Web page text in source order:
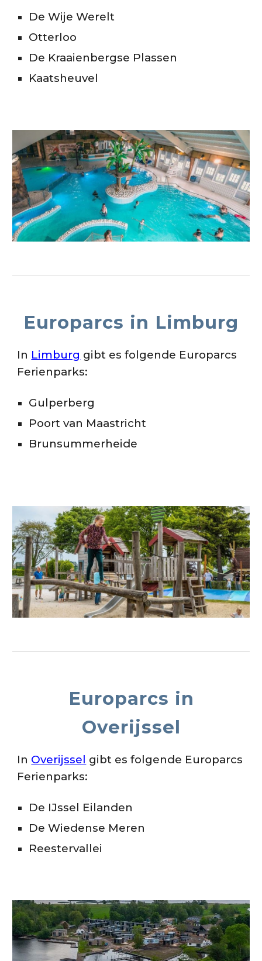
De Wije Werelt
Otterloo
De Kraaienbergse Plassen
Kaatsheuvel
Europarcs in Limburg
In Limburg gibt es folgende Europarcs
Ferienparks:
Gulperberg
Poort van Maastricht
Brunsummerheide
Europarcs in
Overijssel
In Overijssel gibt es folgende Europarcs
Ferienparks:
De IJssel Eilanden
De Wiedense Meren
Reestervallei